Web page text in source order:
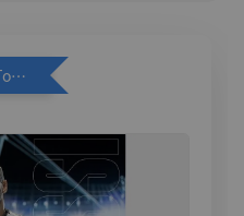
加購優惠【Competitive Toys 梅西 [CM001]】